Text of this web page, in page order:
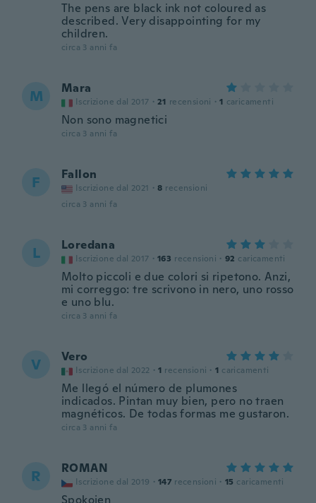
The pens are black ink not coloured as
described. Very disappointing for my
children.
circa 3 anni fa
M Mara
Iscrizione dal 2017 · 21 recensioni · 1 caricamenti
Non sono magnetici
circa 3 anni fa
F Fallon
Iscrizione dal 2021 · 8 recensioni
circa 3 anni fa
L Loredana
Iscrizione dal 2017 · 163 recensioni · 92 caricamenti
Molto piccoli e due colori si ripetono. Anzi,
mi correggo: tre scrivono in nero, uno rosso
e uno blu.
circa 3 anni fa
V Vero
Iscrizione dal 2022 · 1 recensioni · 1 caricamenti
Me llegó el número de plumones
indicados. Pintan muy bien, pero no traen
magnéticos. De todas formas me gustaron.
circa 3 anni fa
R ROMAN
Iscrizione dal 2019 · 147 recensioni · 15 caricamenti
Spokojen